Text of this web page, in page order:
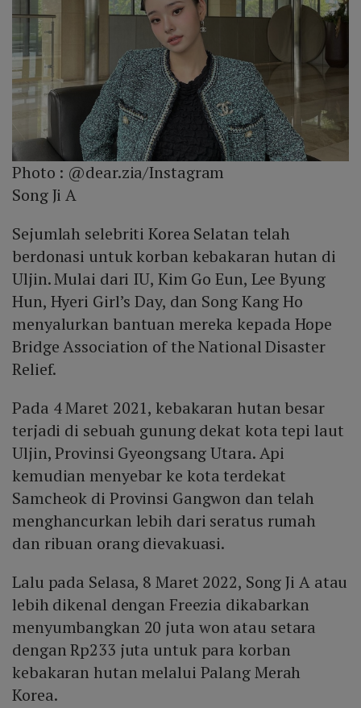
Photo : @dear.zia/Instagram
Song Ji A
Sejumlah selebriti Korea Selatan telah
berdonasi untuk korban kebakaran hutan di
Uljin. Mulai dari IU, Kim Go Eun, Lee Byung
Hun, Hyeri Girl’s Day, dan Song Kang Ho
menyalurkan bantuan mereka kepada Hope
Bridge Association of the National Disaster
Relief.
Pada 4 Maret 2021, kebakaran hutan besar
terjadi di sebuah gunung dekat kota tepi laut
Uljin, Provinsi Gyeongsang Utara. Api
kemudian menyebar ke kota terdekat
Samcheok di Provinsi Gangwon dan telah
menghancurkan lebih dari seratus rumah
dan ribuan orang dievakuasi.
Lalu pada Selasa, 8 Maret 2022, Song Ji A atau
lebih dikenal dengan Freezia dikabarkan
menyumbangkan 20 juta won atau setara
dengan Rp233 juta untuk para korban
kebakaran hutan melalui Palang Merah
Korea.